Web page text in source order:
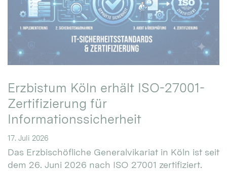
Erzbistum Köln erhält ISO-27001-
Zertifizierung für
Informationssicherheit
17. Juli 2026
Das Erzbischöfliche Generalvikariat in Köln ist seit
dem 26. Juni 2026 nach ISO 27001 zertifiziert.